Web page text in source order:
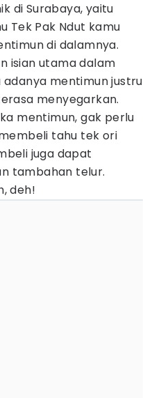
di Surabaya, yaitu
Tek Pak Ndut kamu
di dalamnya.
isian utama dalam
mentimun justru
menyegarkan.
mentimun, gak perlu
tahu tek ori
juga dapat
tambahan telur.
deh!